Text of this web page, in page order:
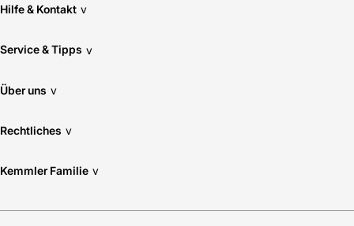
Hilfe & Kontakt v
Service & Tipps v
Über uns v
Rechtliches v
Kemmler Familie v